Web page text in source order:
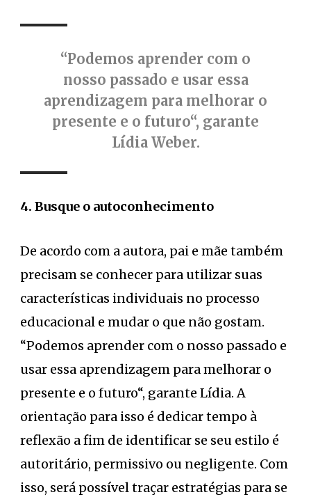
“Podemos aprender com o
nosso passado e usar essa
aprendizagem para melhorar o
presente e o futuro“, garante
Lídia Weber.
4. Busque o autoconhecimento
De acordo com a autora, pai e mãe também
precisam se conhecer para utilizar suas
características individuais no processo
educacional e mudar o que não gostam.
“Podemos aprender com o nosso passado e
usar essa aprendizagem para melhorar o
presente e o futuro“, garante Lídia. A
orientação para isso é dedicar tempo à
reflexão a fim de identificar se seu estilo é
autoritário, permissivo ou negligente. Com
isso, será possível traçar estratégias para se